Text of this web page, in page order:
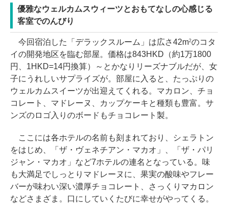
優雅なウェルカムスウィーツとおもてなしの心感じる
客室でのんびり
今回宿泊した「デラックスルーム」は広さ42m2のコタ
イの開発地区を臨む部屋。価格は843HKD（約1万1800
円、1HKD=14円換算）～とかなりリーズナブルだが、女
子にうれしいサプライズが。部屋に入ると、たっぷりの
ウェルカムスイーツが出迎えてくれる。マカロン、チョ
コレート、マドレーヌ、カップケーキと種類も豊富。サ
ンズのロゴ入りのボードもチョコレート製。
ここには各ホテルの名前も刻まれており、シェラトン
をはじめ、「ザ・ヴェネチアン・マカオ」、「ザ・パリ
ジャン・マカオ」など7ホテルの連名となっている。味
も大満足でしっとりマドレーヌに、果実の酸味やフレー
バーが味わい深い濃厚チョコレート、さっくりマカロン
などさまざま。口にしていくたびに幸せがやってくる。